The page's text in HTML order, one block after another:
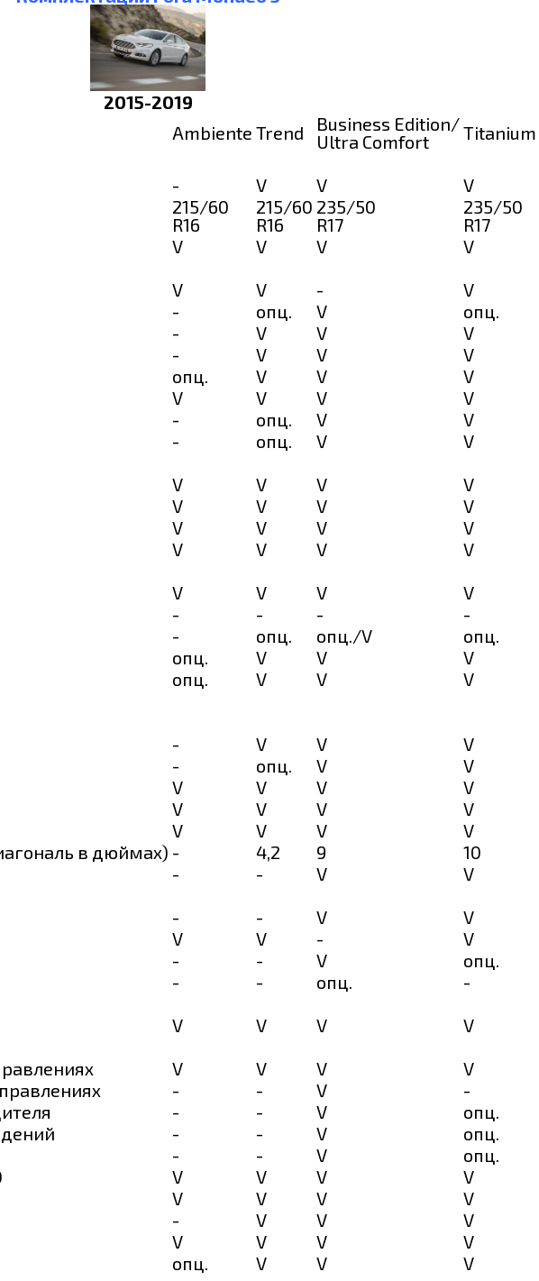
2015-2019
Ambiente Trend
Business Edition/
Ultra Comfort
Titanium
- V V V
215/60
R16
215/60
R16
235/50
R17
235/50
R17
V V V V
V V - V
- опц. V опц.
- V V V
- V V V
опц. V V V
V V V V
- опц. V V
- опц. V V
V V V V
V V V V
V V V V
V V V V
V V V V
- - - -
- опц. опц./V опц.
опц. V V V
опц. V V V
- V V V
- опц. V V
V V V V
V V V V
V V V V
в дюймах) - 4,2 9 10
- - V V
- - V V
V V - V
- - V опц.
- - опц. -
V V V V
V V V V
- - V -
- - V опц.
- - V опц.
- - V опц.
V V V V
V V V V
- V V V
V V V V
опц. V V V